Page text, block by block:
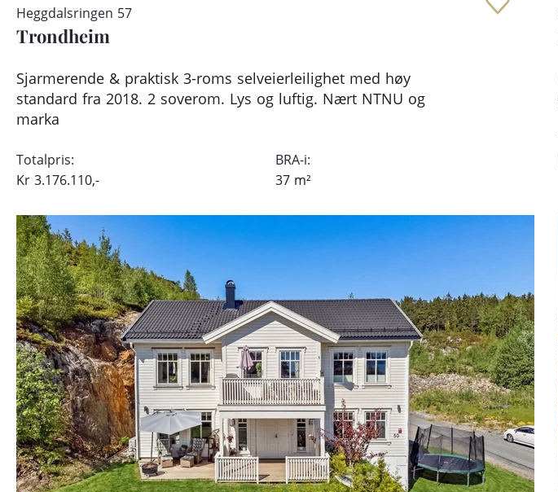
Heggdalsringen 57
Trondheim
Sjarmerende & praktisk 3-roms selveierleilighet med høy
standard fra 2018. 2 soverom. Lys og luftig. Nært NTNU og
marka
Totalpris:
Kr 3.176.110,-
BRA-i:
37 m²